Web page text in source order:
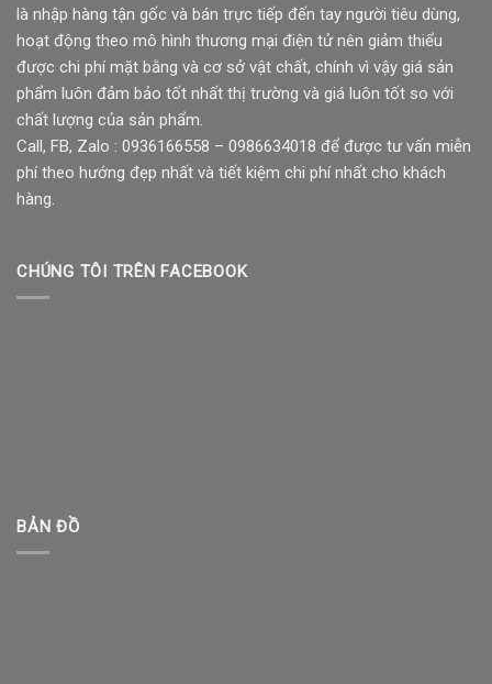
là nhập hàng tận gốc và bán trực tiếp đến tay người tiêu dùng,
hoạt động theo mô hình thương mại điện tử nên giảm thiểu
được chi phí mặt bằng và cơ sở vật chất, chính vì vậy giá sản
phẩm luôn đảm bảo tốt nhất thị trường và giá luôn tốt so với
chất lượng của sản phẩm.
Call, FB, Zalo : 0936166558 – 0986634018 để được tư vấn miễn
phí theo hướng đẹp nhất và tiết kiệm chi phí nhất cho khách
hàng.
CHÚNG TÔI TRÊN FACEBOOK
BẢN ĐỒ